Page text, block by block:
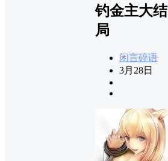
钓金主大结
局
闲言碎语
3月28日